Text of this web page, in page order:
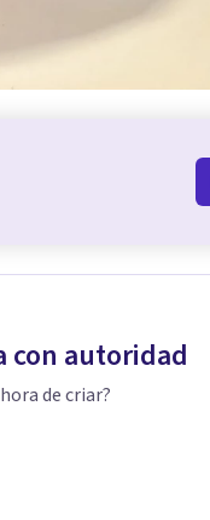
con autoridad
de criar?